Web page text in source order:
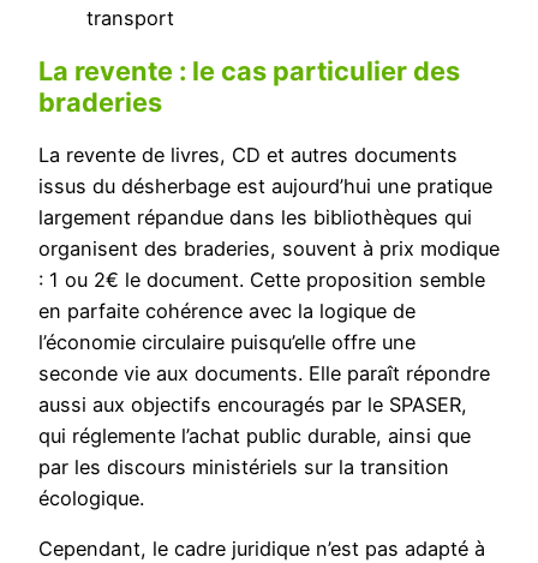
transport
La revente : le cas particulier des
braderies
La revente de livres, CD et autres documents
issus du désherbage est aujourd’hui une pratique
largement répandue dans les bibliothèques qui
organisent des braderies, souvent à prix modique
: 1 ou 2€ le document. Cette proposition semble
en parfaite cohérence avec la logique de
l’économie circulaire puisqu’elle offre une
seconde vie aux documents. Elle paraît répondre
aussi aux objectifs encouragés par le SPASER,
qui réglemente l’achat public durable, ainsi que
par les discours ministériels sur la transition
écologique.
Cependant, le cadre juridique n’est pas adapté à